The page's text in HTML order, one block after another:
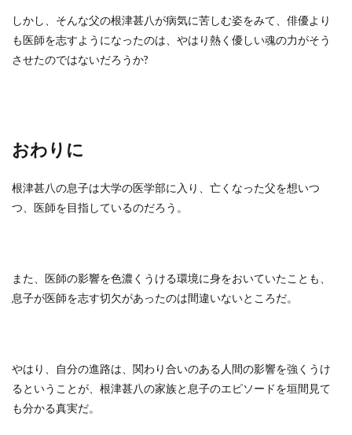
しかし、そんな父の根津甚八が病気に苦しむ姿をみて、俳優より
も医師を志すようになったのは、やはり熱く優しい魂の力がそう
させたのではないだろうか?
おわりに
根津甚八の息子は大学の医学部に入り、亡くなった父を想いつ
つ、医師を目指しているのだろう。
また、医師の影響を色濃くうける環境に身をおいていたことも、
息子が医師を志す切欠があったのは間違いないところだ。
やはり、自分の進路は、関わり合いのある人間の影響を強くうけ
るということが、根津甚八の家族と息子のエピソードを垣間見て
も分かる真実だ。